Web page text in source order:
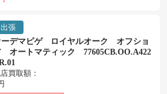
出張
ーデマピゲ ロイヤルオーク オフショ
オートマティック 77605CB.OO.A422
買取額：